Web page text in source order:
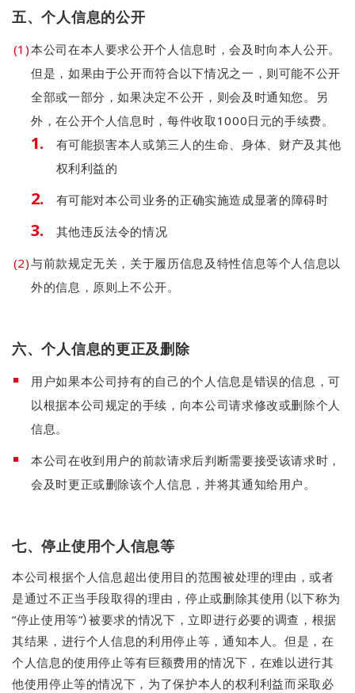
五、个人信息的公开
本公司在本人要求公开个人信息时，会及时向本人公开。
但是，如果由于公开而符合以下情况之一，则可能不公开
全部或一部分，如果决定不公开，则会及时通知您。另
外，在公开个人信息时，每件收取1000日元的手续费。
有可能损害本人或第三人的生命、身体、财产及其他
权利利益的
有可能对本公司业务的正确实施造成显著的障碍时
其他违反法令的情况
与前款规定无关，关于履历信息及特性信息等个人信息以
外的信息，原则上不公开。
六、个人信息的更正及删除
用户如果本公司持有的自己的个人信息是错误的信息，可
以根据本公司规定的手续，向本公司请求修改或删除个人
信息。
本公司在收到用户的前款请求后判断需要接受该请求时，
会及时更正或删除该个人信息，并将其通知给用户。
七、停止使用个人信息等
本公司根据个人信息超出使用目的范围被处理的理由，或者
是通过不正当手段取得的理由，停止或删除其使用（以下称为
“停止使用等”）被要求的情况下，立即进行必要的调查，根据
其结果，进行个人信息的利用停止等，通知本人。但是，在
个人信息的使用停止等有巨额费用的情况下，在难以进行其
他使用停止等的情况下，为了保护本人的权利利益而采取必